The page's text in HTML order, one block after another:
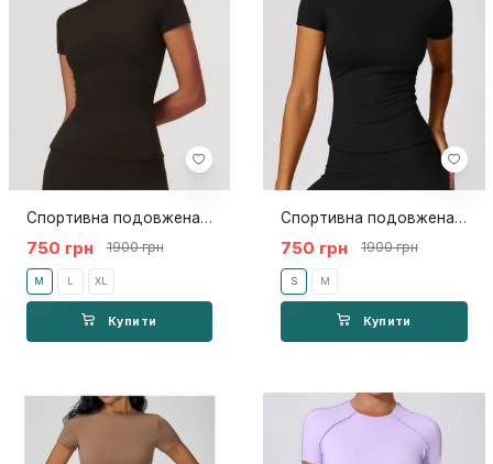
Спортивна подовжена футболка Slim dark brown
750 грн 1900 грн
M L XL
Купити
Спортивна подовжена футболка Slim black
750 грн 1900 грн
S M
Купити